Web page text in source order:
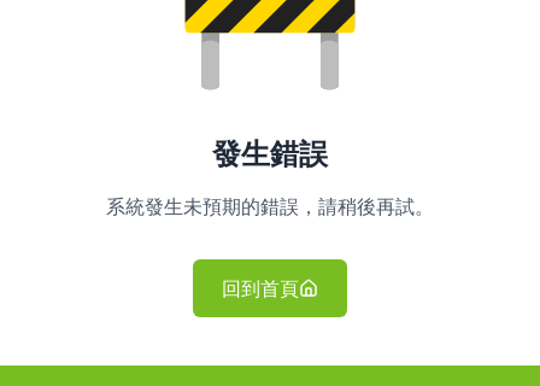
發生錯誤
系統發生未預期的錯誤，請稍後再試。
回到首頁